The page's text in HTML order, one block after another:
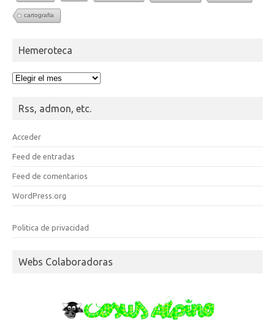
cartografia
Hemeroteca
Hemeroteca
Rss, admon, etc.
Acceder
Feed de entradas
Feed de comentarios
WordPress.org
Politica de privacidad
Webs Colaboradoras